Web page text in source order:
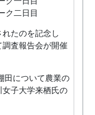
をして地元の人
くれて、兵庫県
の第一人者とし
。 県下12ヶ所
人と心が健全な
る肥料「保田ぼか
変えていく運動
つ土作りを実践、
伝えている。
ク二日目
たのを記念し
査報告会が開催
田について農業の
子大学来栖氏の